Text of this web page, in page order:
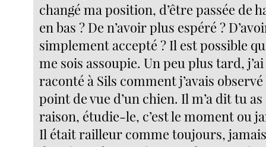
changé ma position, d’être passée de
en bas ? De n’avoir plus espéré ?
simplement accepté ? Il est possible
me sois assoupie. Un peu plus tard, j’ai
raconté à Sils comment j’avais observé
point de vue d’un chien. Il m’a dit tu as
raison, étudie-le, c’est le moment ou
Il était railleur comme toujours,